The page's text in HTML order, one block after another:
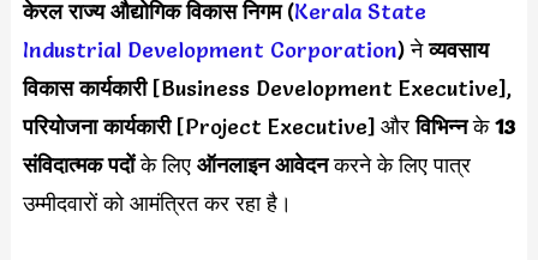
केरल राज्य औद्योगिक विकास निगम(Kerala State
Industrial Development Corporation) नेव्यवसाय
विकास कार्यकारी[Business Development Executive],
परियोजना कार्यकारी [Project Executive] औरविभिन्नके13
संविदात्मक पदोंके लिए ऑनलाइन आवेदनकरने के लिए पात्र
उम्मीदवारों को आमंत्रित कर रहा है।